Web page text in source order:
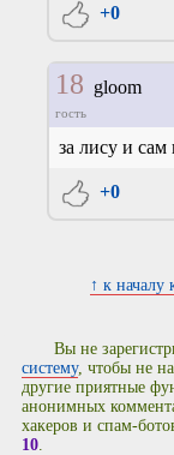
+0
18 gloom
гость
за лису и сам
+0
↑ к началу
Вы не
систему, чтобы не
другие приятные
анонимных
хакеров и спам-
10